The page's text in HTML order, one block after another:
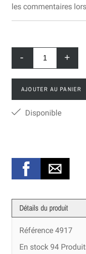
les commentaires
- +
AJOUTER AU PANIER
Disponible
Détails du produit
Référence 4917
En stock 94